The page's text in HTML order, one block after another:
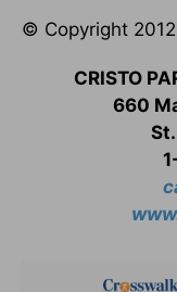
© Copyright
CRISTO
660